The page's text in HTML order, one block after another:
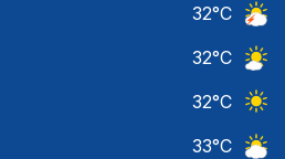
32°C
32°C
32°C
33°C